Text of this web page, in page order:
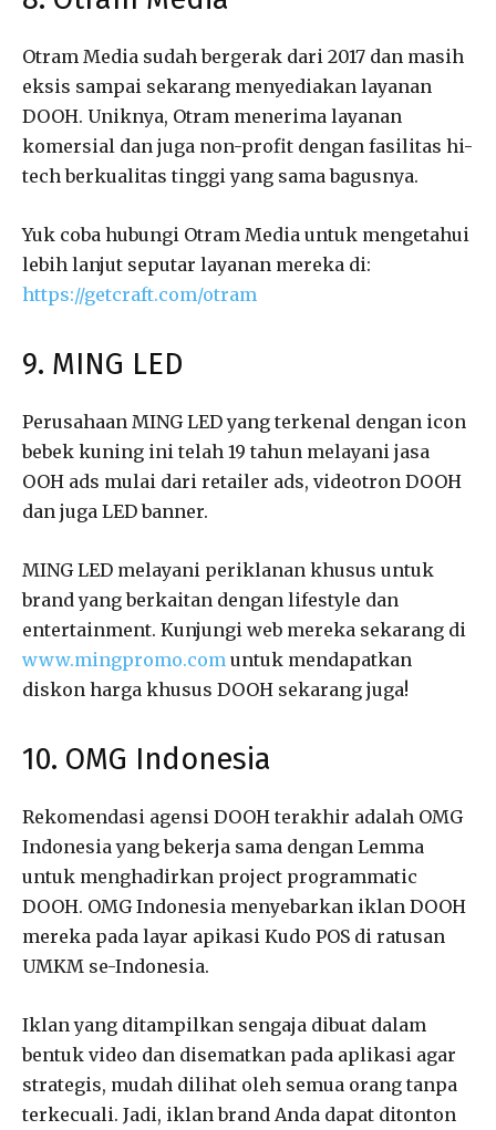
Otram Media sudah bergerak dari 2017 dan masih
eksis sampai sekarang menyediakan layanan
DOOH. Uniknya, Otram menerima layanan
komersial dan juga non-profit dengan fasilitas hi-
tech berkualitas tinggi yang sama bagusnya.
Yuk coba hubungi Otram Media untuk mengetahui
lebih lanjut seputar layanan mereka di:
https://getcraft.com/otram
9. MING LED
Perusahaan MING LED yang terkenal dengan icon
bebek kuning ini telah 19 tahun melayani jasa
OOH ads mulai dari retailer ads, videotron DOOH
dan juga LED banner.
MING LED melayani periklanan khusus untuk
brand yang berkaitan dengan lifestyle dan
entertainment. Kunjungi web mereka sekarang di
www.mingpromo.com untuk mendapatkan
diskon harga khusus DOOH sekarang juga!
10. OMG Indonesia
Rekomendasi agensi DOOH terakhir adalah OMG
Indonesia yang bekerja sama dengan Lemma
untuk menghadirkan project programmatic
DOOH. OMG Indonesia menyebarkan iklan DOOH
mereka pada layar apikasi Kudo POS di ratusan
UMKM se-Indonesia.
Iklan yang ditampilkan sengaja dibuat dalam
bentuk video dan disematkan pada aplikasi agar
strategis, mudah dilihat oleh semua orang tanpa
terkecuali. Jadi, iklan brand Anda dapat ditonton